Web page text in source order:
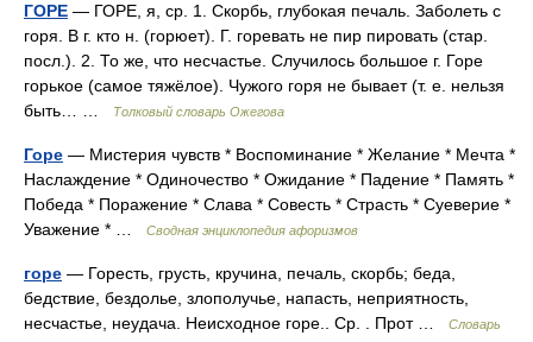
ГОРЕ — ГОРЕ, я, ср. 1. Скорбь, глубокая печаль. Заболеть с
горя. В г. кто н. (горюет). Г. горевать не пир пировать (стар.
посл.). 2. То же, что несчастье. Случилось большое г. Горе
горькое (самое тяжёлое). Чужого горя не бывает (т. е. нельзя
быть… …
Толковый словарь Ожегова
Горе — Мистерия чувств * Воспоминание * Желание * Мечта *
Наслаждение * Одиночество * Ожидание * Падение * Память *
Победа * Поражение * Слава * Совесть * Страсть * Суеверие *
Уважение * …
Сводная энциклопедия афоризмов
горе — Горесть, грусть, кручина, печаль, скорбь; беда,
бедствие, бездолье, злополучье, напасть, неприятность,
несчастье, неудача. Неисходное горе.. Ср. . Прот …
Словарь